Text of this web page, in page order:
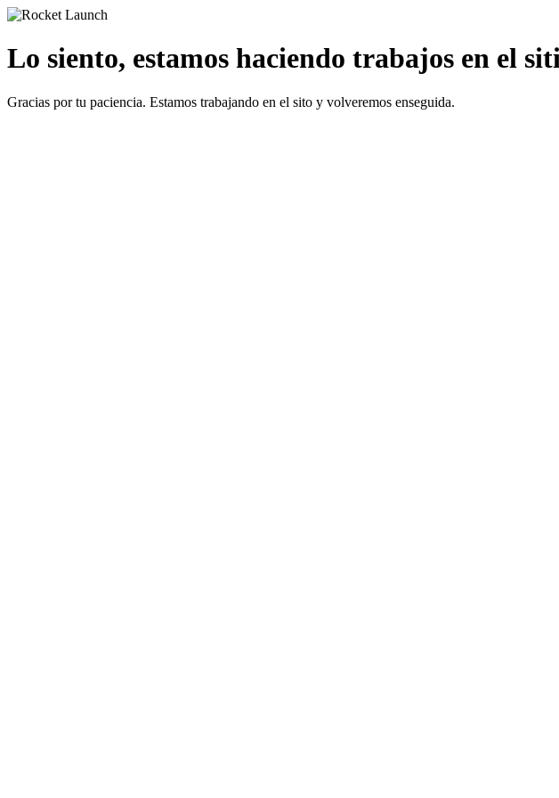
Lo siento, estamos haciendo trabajos en el
Gracias por tu paciencia. Estamos trabajando en el sito y volveremos enseguida.